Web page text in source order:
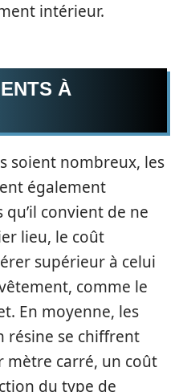
intérieur.
À
soient nombreux, les
également
convient de ne
lieu, le coût
supérieur à celui
comme le
En moyenne, les
résine se chiffrent
mètre carré, un coût
du type de